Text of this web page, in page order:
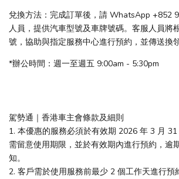
兌換方法：完成訂單後，請 WhatsApp +852
人員，提供汽車型號及車牌號碼。客服人員將
號，協助與指定服務中心進行預約，並傳送換
*辦公時間：週一至週五 9:00am - 5:30pm
駕勢通｜香港車主會條款及細則
1. 本優惠的服務必須於有效期 2026 年 3 月
需留意使用期限，並於有效期內進行預約，逾
知。
2. 客戶需於使用服務前最少 2 個工作天進行預